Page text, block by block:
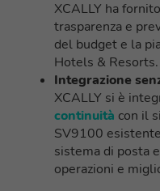
XCALLY ha
trasparenza e
del budget e la
Hotels & Resorts.
Integrazione
XCALLY si è
continuità con il
SV9100
sistema di posta
operazioni e